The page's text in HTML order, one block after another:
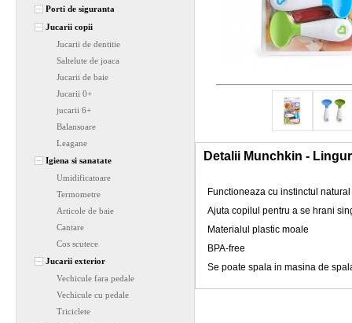
Porti de siguranta
Jucarii copii
Jucarii de dentitie
Saltelute de joaca
Jucarii de baie
Jucarii 0+
jucarii 6+
Balansoare
Leagane
Igiena si sanatate
Umidificatoare
Termometre
Articole de baie
Cantare
Cos scutece
Jucarii exterior
Vechicule fara pedale
Vechicule cu pedale
Triciclete
Detalii Munchkin -
Functioneaza cu instinctul
Ajuta copilul pentru a se hrani
Materialul plastic moale
BPA-free
Se poate spala in masina de